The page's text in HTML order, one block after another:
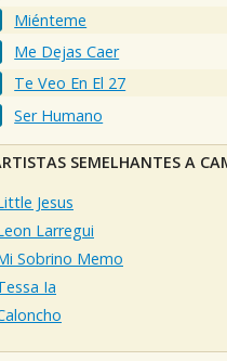
Miénteme
Me Dejas Caer
Te Veo En El 27
Ser Humano
SEMELHANTES A
Jesus
Larregui
Sobrino Memo
Ia